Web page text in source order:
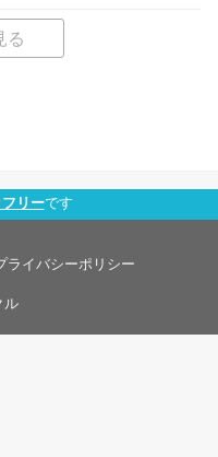
る
フリーです
ライバシーポリシー
ル